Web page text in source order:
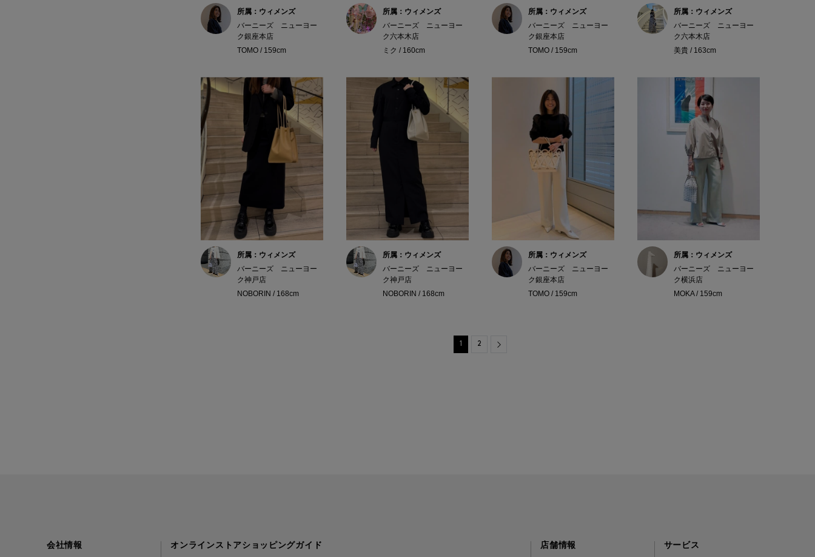
所属：ウィメンズ
バーニーズ ニューヨー
ク銀座本店
TOMO / 159cm
所属：ウィメンズ
バーニーズ ニューヨー
ク六本木店
ミク / 160cm
所属：ウィメンズ
バーニーズ ニューヨー
ク銀座本店
TOMO / 159cm
所属：ウィメンズ
バーニーズ ニューヨー
ク六本木店
美貴 / 163cm
所属：ウィメンズ
バーニーズ ニューヨー
ク神戸店
NOBORIN / 168cm
所属：ウィメンズ
バーニーズ ニューヨー
ク神戸店
NOBORIN / 168cm
所属：ウィメンズ
バーニーズ ニューヨー
ク銀座本店
TOMO / 159cm
所属：ウィメンズ
バーニーズ ニューヨー
ク横浜店
MOKA / 159cm
1 2 Next
会社情報 オンラインストアショッピングガイド 店舗情報 サービス